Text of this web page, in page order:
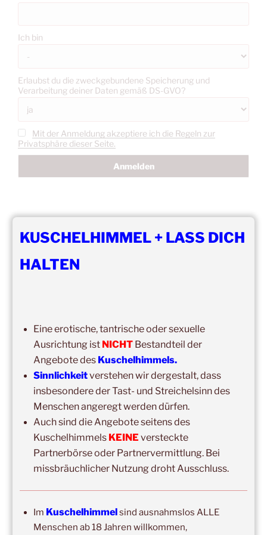
Ich bin
Erlaubst du die zweckgebundene Speicherung und
Verarbeitung deiner Daten gemäß DS-GVO?
Mit der Anmeldung akzeptiere ich die Regeln zur
Privatsphäre dieser Seite.
DIE NÄCHSTEN 8 VERANSTALTUNGEN:
14:00 – 19:00,29. August 2026– Boppard
Kuschelhimmel 5h Kuscheln
15:00 20:00 ,12. September 2026
Erbach/Rheingau Kuschelhimmel 5h Kuscheln
Ganztags,13. September 2026–Jahresgruppe
Ausbildung Berührungs- und Kuscheltrainer*in
14:00 – 19:00 19. September 2026– Marburg
Kuschelhimmel 5h mit Klangschalenbegleitung
14:00 – 20:00,3. Oktober 2026–Oberursel
KUSCHELHIMMEL + LASS DICH
HALTEN
Eine erotische, tantrische oder sexuelle
Ausrichtung ist NICHTBestandteil der
Angebote des Kuschelhimmels.
Sinnlichkeitverstehen wir dergestalt, dass
insbesondere der Tast- und Streichelsinn des
Menschen angeregt werden dürfen.
Auch sind die Angebote seitens des
Kuschelhimmels KEINE versteckte
Partnerbörse oder Partnervermittlung. Bei
missbräuchlicher Nutzung droht Ausschluss.
Im Kuschelhimmelsind ausnahmslos ALLE
Menschen ab 18 Jahren willkommen,